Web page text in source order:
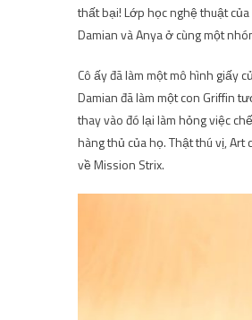
thất bại! Lớp học nghệ thuật
Damian và Anya ở cùng một
Cô ấy đã làm một mô hình giấy
Damian đã làm một con Griffin
thay vào đó lại làm hỏng việc
hàng thủ của họ. Thật thú vị,
về Mission Strix.